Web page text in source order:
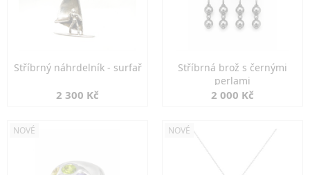
Stříbrný náhrdelník - surfař
2 300 Kč
Stříbrná brož s černými
perlami
2 000 Kč
NOVÉ NOVÉ